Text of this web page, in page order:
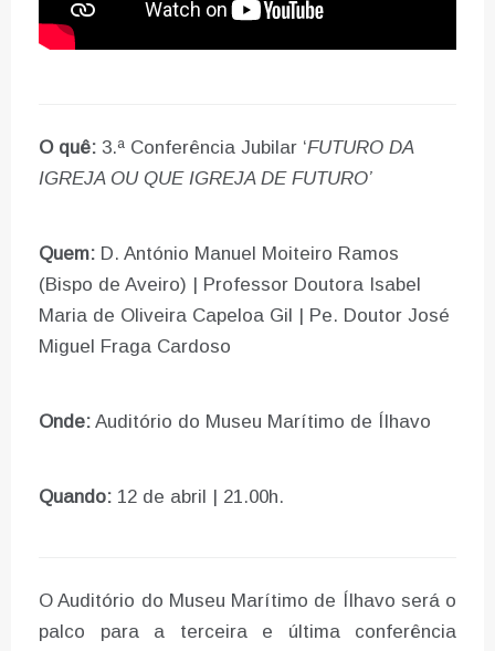
O quê: 3.ª Conferência Jubilar ‘FUTURO DA
IGREJA OU QUE IGREJA DE FUTURO’
Quem: D. António Manuel Moiteiro Ramos
(Bispo de Aveiro) | Professor Doutora Isabel
Maria de Oliveira Capeloa Gil | Pe. Doutor José
Miguel Fraga Cardoso
Onde: Auditório do Museu Marítimo de Ílhavo
Quando: 12 de abril | 21.00h.
O Auditório do Museu Marítimo de Ílhavo será o
palco para a terceira e última conferência